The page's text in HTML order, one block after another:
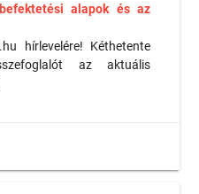
alapok és az
hírlevelére! Kéthetente
az aktuális